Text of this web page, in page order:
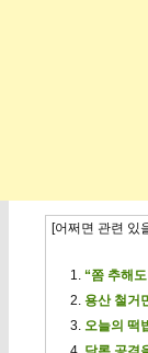
[어쩌면 관련 있
“쫌 추해
용산 철거
오늘의 떡